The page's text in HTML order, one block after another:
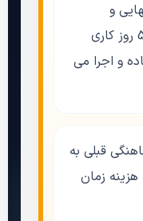
و
3 تا 5 روز کاری
و اجرا می
قبلی به
زمان